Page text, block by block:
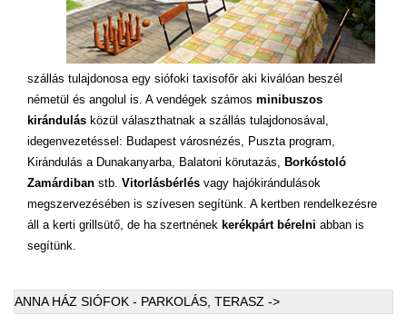
szállás tulajdonosa egy siófoki taxisofőr aki kiválóan beszél
németül és angolul is. A vendégek számos minibuszos
kirándulás közül választhatnak a szállás tulajdonosával,
idegenvezetéssel: Budapest városnézés, Puszta program,
Kirándulás a Dunakanyarba, Balatoni körutazás, Borkóstoló
Zamárdiban stb. Vitorlásbérlés vagy hajókirándulások
megszervezésében is szívesen segítünk. A kertben rendelkezésre
áll a kerti grillsütő, de ha szertnének kerékpárt bérelni abban is
segítünk.
ANNA HÁZ SIÓFOK - PARKOLÁS, TERASZ ->